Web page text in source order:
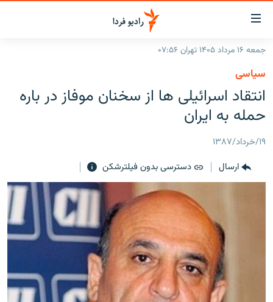
لینک‌های
قابلیت
دسترسی
بازگشت
اصلی
رفتن
صفحه
جستجو
جهان
برنامه‌های رادیویی
پادکست
چندرسانه‌ای
گزارش‌های تصویری
گزارش‌های ویدئویی
به ما بپیوندید
جمعه ۱۶ مرداد ۱۴۰۵ تهران ۰۷:۵۶
سیاسی
انتقاد اسرائیلی ها از سخنان موفاز در باره
حمله به ایران
۱۹/خرداد/۱۳۸۷
ارسال
دسترسی بدون فیلترشکن